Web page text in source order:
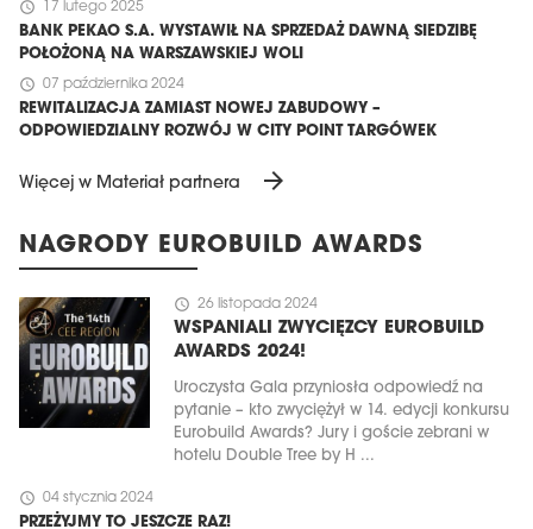
schedule 17 lutego 2025
BANK PEKAO S.A. WYSTAWIŁ NA SPRZEDAŻ DAWNĄ SIEDZIBĘ
POŁOŻONĄ NA WARSZAWSKIEJ WOLI
schedule 07 października 2024
REWITALIZACJA ZAMIAST NOWEJ ZABUDOWY –
ODPOWIEDZIALNY ROZWÓJ W CITY POINT TARGÓWEK
Więcej w Materiał partnera arrow_forward
NAGRODY EUROBUILD AWARDS
schedule 26 listopada 2024
WSPANIALI ZWYCIĘZCY EUROBUILD
AWARDS 2024!
Uroczysta Gala przyniosła odpowiedź na
pytanie – kto zwyciężył w 14. edycji konkursu
Eurobuild Awards? Jury i goście zebrani w
hotelu Double Tree by H ...
schedule 04 stycznia 2024
PRZEŻYJMY TO JESZCZE RAZ!